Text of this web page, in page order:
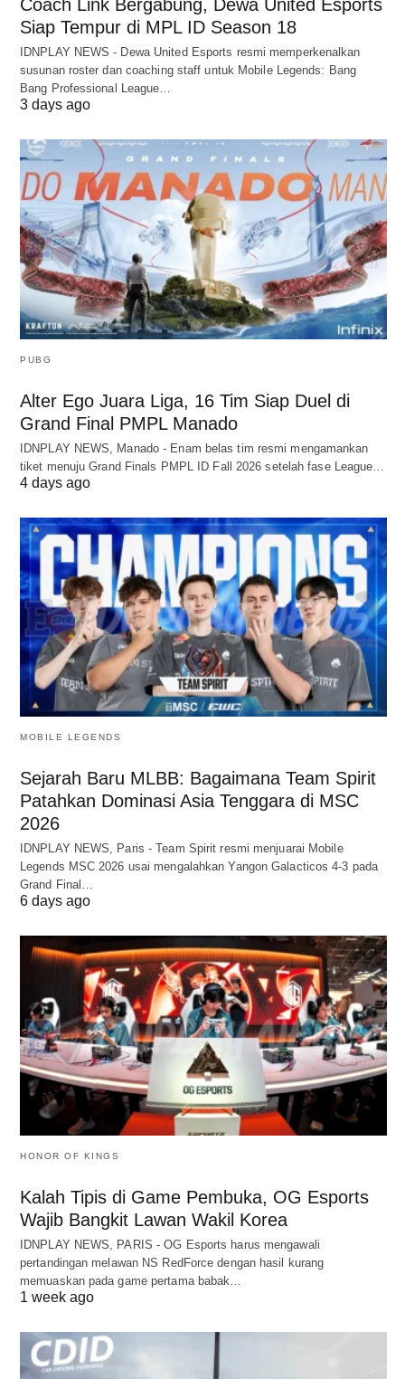
Coach Link Bergabung, Dewa United Esports
Siap Tempur di MPL ID Season 18
IDNPLAY NEWS - Dewa United Esports resmi memperkenalkan
susunan roster dan coaching staff untuk Mobile Legends: Bang
Bang Professional League…
3 days ago
PUBG
Alter Ego Juara Liga, 16 Tim Siap Duel di
Grand Final PMPL Manado
IDNPLAY NEWS, Manado - Enam belas tim resmi mengamankan
tiket menuju Grand Finals PMPL ID Fall 2026 setelah fase League…
4 days ago
MOBILE LEGENDS
Sejarah Baru MLBB: Bagaimana Team Spirit
Patahkan Dominasi Asia Tenggara di MSC
2026
IDNPLAY NEWS, Paris - Team Spirit resmi menjuarai Mobile
Legends MSC 2026 usai mengalahkan Yangon Galacticos 4-3 pada
Grand Final…
6 days ago
HONOR OF KINGS
Kalah Tipis di Game Pembuka, OG Esports
Wajib Bangkit Lawan Wakil Korea
IDNPLAY NEWS, PARIS - OG Esports harus mengawali
pertandingan melawan NS RedForce dengan hasil kurang
memuaskan pada game pertama babak…
1 week ago